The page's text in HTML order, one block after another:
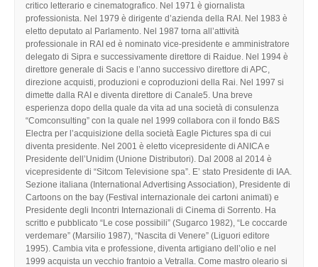
critico letterario e cinematografico. Nel 1971 è giornalista
professionista. Nel 1979 è dirigente d’azienda della RAI. Nel 1983 è
eletto deputato al Parlamento. Nel 1987 torna all’attività
professionale in RAI ed è nominato vice-presidente e amministratore
delegato di Sipra e successivamente direttore di Raidue. Nel 1994 è
direttore generale di Sacis e l’anno successivo direttore di APC,
direzione acquisti, produzioni e coproduzioni della Rai. Nel 1997 si
dimette dalla RAI e diventa direttore di Canale5. Una breve
esperienza dopo della quale da vita ad una società di consulenza
“Comconsulting” con la quale nel 1999 collabora con il fondo B&S
Electra per l’acquisizione della società Eagle Pictures spa di cui
diventa presidente. Nel 2001 è eletto vicepresidente di ANICA e
Presidente dell’Unidim (Unione Distributori). Dal 2008 al 2014 è
vicepresidente di “Sitcom Televisione spa”. E’ stato Presidente di IAA.
Sezione italiana (International Advertising Association), Presidente di
Cartoons on the bay (Festival internazionale dei cartoni animati) e
Presidente degli Incontri Internazionali di Cinema di Sorrento. Ha
scritto e pubblicato “Le cose possibili” (Sugarco 1982), “Le coccarde
verdemare” (Marsilio 1987), “Nascita di Venere” (Liguori editore
1995). Cambia vita e professione, diventa artigiano dell’olio e nel
1999 acquista un vecchio frantoio a Vetralla. Come mastro oleario si